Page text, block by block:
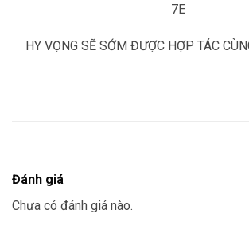
7E
HY VỌNG SẼ SỚM ĐƯỢC HỢP TÁC
Đánh giá
Chưa có đánh giá nào.